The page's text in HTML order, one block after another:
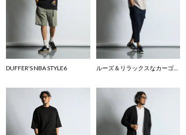
DUFFER'S NBA STYLE6 ルーズ＆リラックスなカーゴPTスタイル